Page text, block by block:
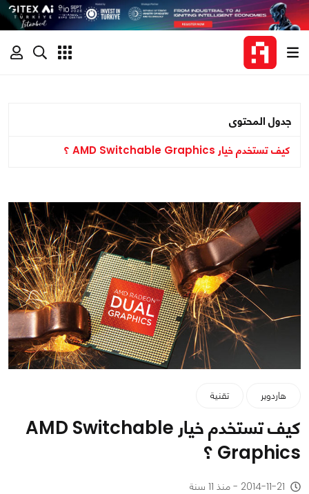
جدول المحتوى
كيف تستخدم خيار AMD Switchable Graphics ؟
هاردوير تقنية
كيف تستخدم خيار AMD Switchable
Graphics ؟
2014-11-21 - منذ 11 سنة